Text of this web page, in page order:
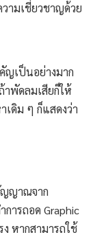
ามเชี่ยวชาญด้วย
ญเป็นอย่างมาก
าพัดลมเสียก็ให้
ดิม ๆ ก็แสดงว่า
ญญาณจาก
การถอด Graphic
หากสามารถใช้